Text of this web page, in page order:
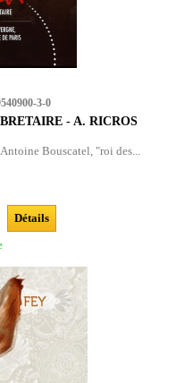
3-0
- A. RICROS
Bouscatel, "roi des...
Détails